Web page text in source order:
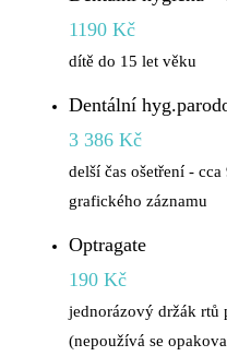
1190 Kč
dítě do 15 let věku
Dentální
3 386 Kč
delší čas ošetření -
grafického záznamu
Optragate
190 Kč
jednorázový držák rtů
(nepoužívá se